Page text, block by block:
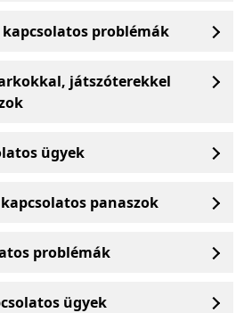
problémák
játszóterekkel
ügyek
panaszok
problémák
ügyek